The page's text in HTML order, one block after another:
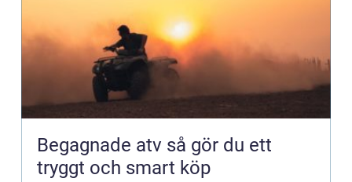
Begagnade atv så gör du ett
tryggt och smart köp